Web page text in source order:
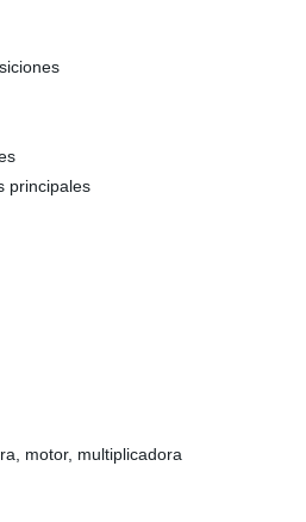
principales
motor, multiplicadora